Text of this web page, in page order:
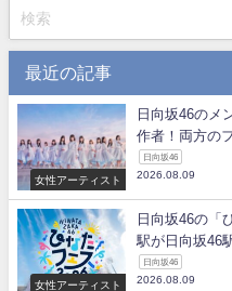
最近の記事
女性アーティスト
日向坂46のメ
作者！両方の
日向坂46
2026.08.09
女性アーティスト
日向坂46の「
駅が日向坂46
日向坂46
2026.08.09